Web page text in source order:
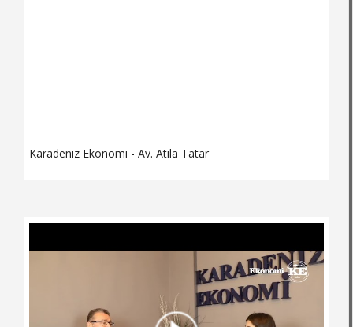
Karadeniz Ekonomi - Av. Atila Tatar